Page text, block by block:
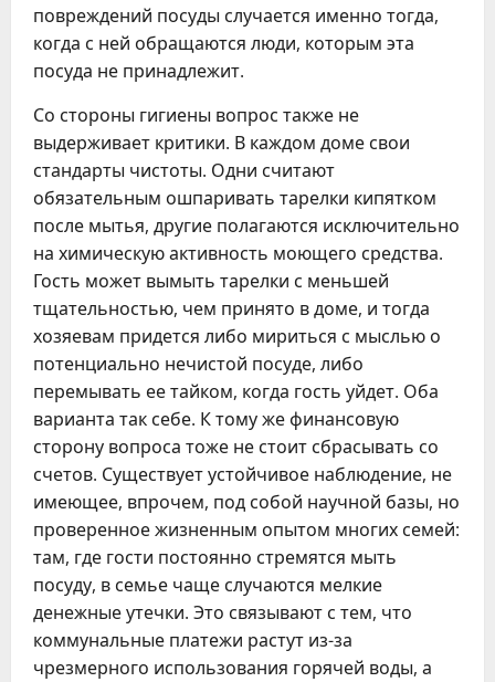
повреждений посуды случается именно тогда,
когда с ней обращаются люди, которым эта
посуда не принадлежит.
Со стороны гигиены вопрос также не
выдерживает критики. В каждом доме свои
стандарты чистоты. Одни считают
обязательным ошпаривать тарелки кипятком
после мытья, другие полагаются исключительно
на химическую активность моющего средства.
Гость может вымыть тарелки с меньшей
тщательностью, чем принято в доме, и тогда
хозяевам придется либо мириться с мыслью о
потенциально нечистой посуде, либо
перемывать ее тайком, когда гость уйдет. Оба
варианта так себе. К тому же финансовую
сторону вопроса тоже не стоит сбрасывать со
счетов. Существует устойчивое наблюдение, не
имеющее, впрочем, под собой научной базы, но
проверенное жизненным опытом многих семей:
там, где гости постоянно стремятся мыть
посуду, в семье чаще случаются мелкие
денежные утечки. Это связывают с тем, что
коммунальные платежи растут из-за
чрезмерного использования горячей воды, а